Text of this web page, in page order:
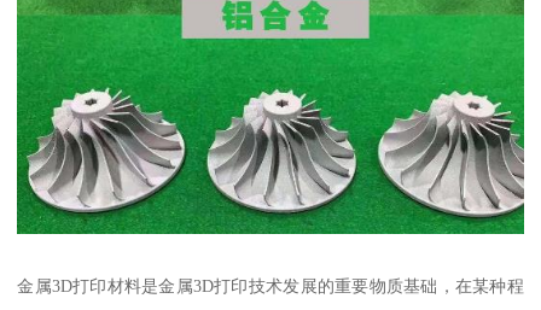
金属3D打印材料是金属3D打印技术发展的重要物质基础，在某种程